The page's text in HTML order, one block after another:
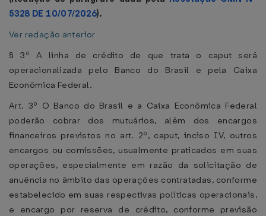
5328 DE 10/07/2026).
Ver redação anterior
§ 3º A linha de crédito de que trata o caput será
operacionalizada pelo Banco do Brasil e pela Caixa
Econômica Federal.
Art. 3º O Banco do Brasil e a Caixa Econômica Federal
poderão cobrar dos mutuários, além dos encargos
financeiros previstos no art. 2º, caput, inciso IV, outros
encargos ou comissões, usualmente praticados em suas
operações, especialmente em razão da solicitação de
anuência no âmbito das operações contratadas, conforme
estabelecido em suas respectivas políticas operacionais,
e encargo por reserva de crédito, conforme previsão